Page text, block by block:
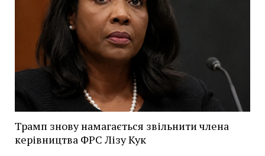
Трамп знову намагається звільнити члена
керівництва ФРС Лізу Кук